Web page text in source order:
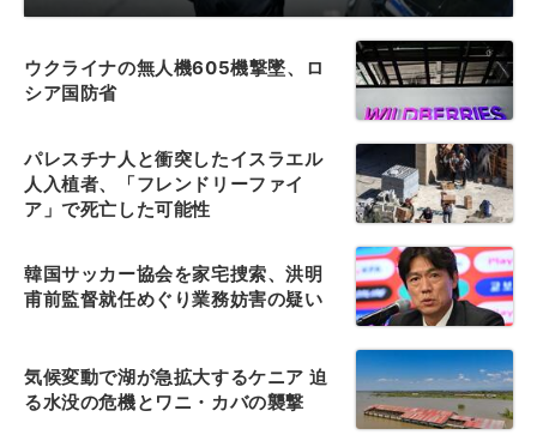
ウクライナの無人機605機撃墜、ロ
シア国防省
パレスチナ人と衝突したイスラエル
人入植者、「フレンドリーファイ
ア」で死亡した可能性
韓国サッカー協会を家宅捜索、洪明
甫前監督就任めぐり業務妨害の疑い
気候変動で湖が急拡大するケニア 迫
る水没の危機とワニ・カバの襲撃